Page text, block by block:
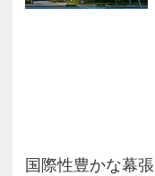
国際性豊かな幕